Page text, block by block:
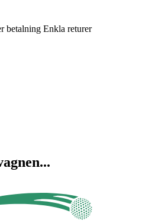
betalning Enkla returer